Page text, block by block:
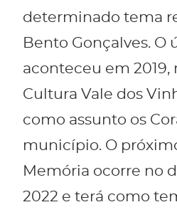
determinado tema
Bento Gonçalves. O
aconteceu em 2019,
Cultura Vale dos
como assunto os
município. O
Memória ocorre no
2022 e terá como